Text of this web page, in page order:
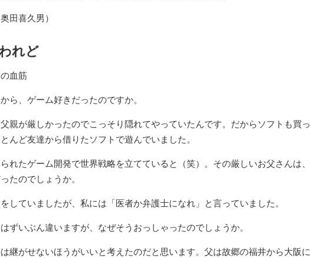
田喜久男）
れど
血筋
ら、ゲーム好きだったのですか。
親が厳しかったのでこっそり隠れてやっていたんです。だからソフトも買っ
んど友達から借りたソフトで遊んでいました。
れたゲーム開発で世界戦略を立てていると（笑）。その厳しいお父さんは、
たのでしょうか。
していましたが、私には「医者か弁護士になれ」と言っていました。
ずいぶん違いますが、なぜそうおっしゃったのでしょうか。
継がせないほうがいいと考えたのだと思います。父は故郷の福井から大阪に